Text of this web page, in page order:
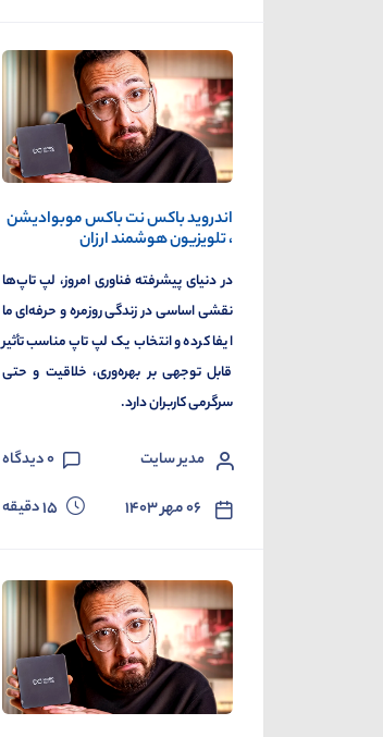
اندروید باکس نت باکس موبوادیشن
، تلویزیون هوشمند ارزان
در دنیای پیشرفته فناوری امروز، لپ تاپ‌ها
نقشی اساسی در زندگی روزمره و حرفه‌ای ما
ایفا کرده و انتخاب یک لپ تاپ مناسب تأثیر
قابل توجهی بر بهره‌وری، خلاقیت و حتی
سرگرمی کاربران دارد.
مدیر سایت 0دیدگاه
۰۶ مهر ۱۴۰۳ 15دقیقه